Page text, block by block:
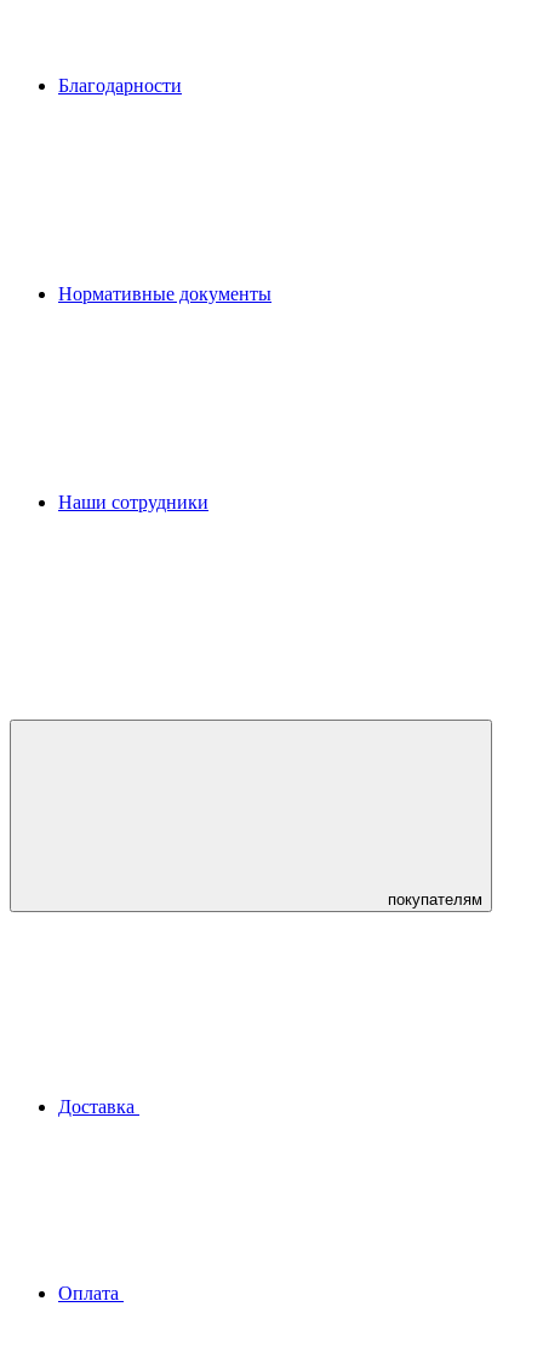
Благодарности
Нормативные документы
Наши сотрудники
покупателям
Доставка
Оплата